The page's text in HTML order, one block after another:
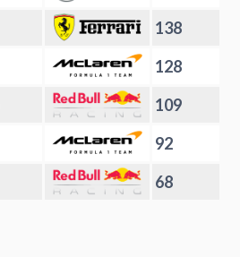
138
128
109
92
68